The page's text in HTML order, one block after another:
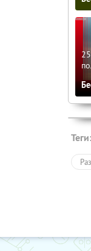
Теги: